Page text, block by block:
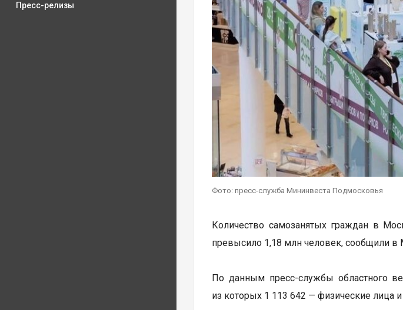
Пресс-релизы
Фото: пресс-служба Мининвеста Подмосковья
Количество самозанятых граждан в
превысило 1,18 млн человек, сообщили в
По данным пресс-службы областного
из которых 1 113 642 — физические лица